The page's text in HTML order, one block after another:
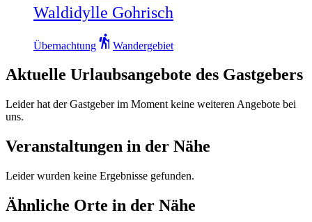
Waldidylle Gohrisch
Übernachtung Wandergebiet
Aktuelle Urlaubsangebote des Gastgebers
Leider hat der Gastgeber im Moment keine weiteren Angebote bei
uns.
Veranstaltungen in der Nähe
Leider wurden keine Ergebnisse gefunden.
Ähnliche Orte in der Nähe